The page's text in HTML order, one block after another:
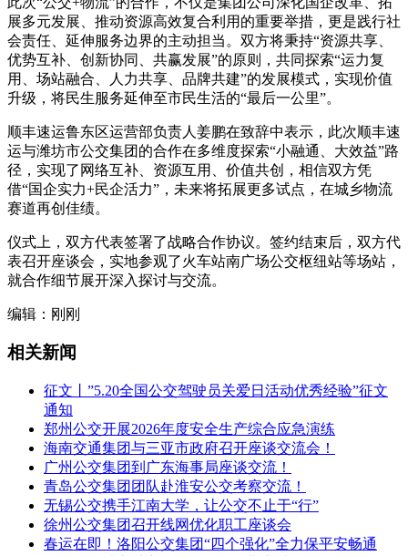
展多元发展、推动资源高效复合利用的重要举措，更是践行社
会责任、延伸服务边界的主动担当。双方将秉持“资源共享、
优势互补、创新协同、共赢发展”的原则，共同探索“运力复
用、场站融合、人力共享、品牌共建”的发展模式，实现价值
升级，将民生服务延伸至市民生活的“最后一公里”。
顺丰速运鲁东区运营部负责人姜鹏在致辞中表示，此次顺丰速
运与潍坊市公交集团的合作在多维度探索“小融通、大效益”路
径，实现了网络互补、资源互用、价值共创，相信双方凭
借“国企实力+民企活力”，未来将拓展更多试点，在城乡物流
赛道再创佳绩。
仪式上，双方代表签署了战略合作协议。签约结束后，双方代
表召开座谈会，实地参观了火车站南广场公交枢纽站等场站，
就合作细节展开深入探讨与交流。
编辑：刚刚
相关新闻
征文丨”5.20全国公交驾驶员关爱日活动优秀经验”征文
通知
郑州公交开展2026年度安全生产综合应急演练
海南交通集团与三亚市政府召开座谈交流会！
广州公交集团到广东海事局座谈交流！
青岛公交集团团队赴淮安公交考察交流！
无锡公交携手江南大学，让公交不止于“行”
徐州公交集团召开线网优化职工座谈会
春运在即！洛阳公交集团“四个强化”全力保平安畅通